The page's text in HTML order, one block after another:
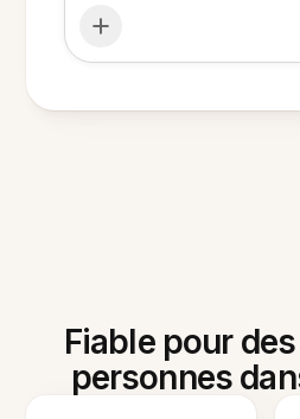
Fiable pour
personnes